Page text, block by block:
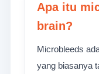
Apa itu
brain?
Microbleeds
yang biasanya